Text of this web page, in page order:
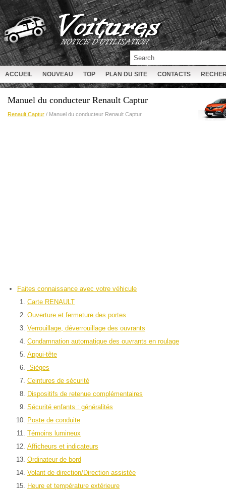
ACCUEIL NOUVEAU TOP PLAN DU SITE CONTACTS
Manuel du conducteur Renault Captur
Renault Captur / Manuel du conducteur Renault Captur
Faites connaissance avec votre véhicule
Carte RENAULT
Ouverture et fermeture des portes
Verrouillage, déverrouillage des ouvrants
Condamnation automatique des ouvrants en roulage
Appui-tête
Sièges
Ceintures de sécurité
Dispositifs de retenue complémentaires
Sécurité enfants : généralités
Poste de conduite
Témoins lumineux
Afficheurs et indicateurs
Ordinateur de bord
Volant de direction/Direction assistée
Heure et température extérieure